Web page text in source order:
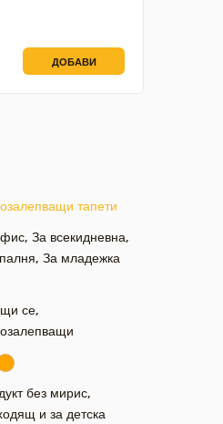
ДОБАВИ
тапети
, За всекидневна,
, За младежка
се,
без мирис,
и за детска